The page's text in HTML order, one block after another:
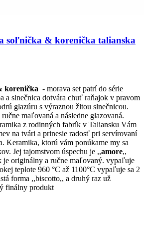
soľnička & korenička talianska
korenička - morava set patrí do série
a slnečnica dotvára chuť raňajok v pravom
glazúru s výraznou žltou slnečnicou.
maľovaná a následne glazovaná.
z rodinných fabrík v Taliansku Vám
na tvári a prinesie radosť pri servírovaní
Keramika, ktorú vám ponúkame my sa
Jej tajomstvom úspechu je ,,amore,,
je originálny a ručne maľovaný. vypaľuje
teplote 960 °C až 1100°C vypaľuje sa 2
forma ,,biscotto,, a druhý raz už
finálny produkt